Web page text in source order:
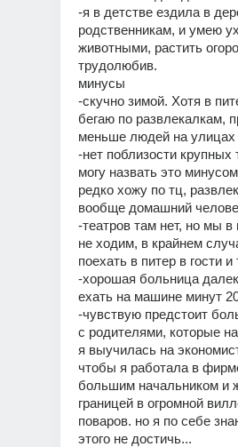
-я в детстве ездила в
родственникам, и умею
животными, растить
трудолюбив.
минусы
-скучно зимой. Хотя в
бегаю по развлекалкам,
меньше людей на улицах
-нет поблизости крупных
могу назвать это
редко хожу по тц,
вообще домашний
-театров там нет, но мы в
не ходим, в крайнем
поехать в питер в гости
-хорошая больница
ехать на машине минут
-чувствую предстоит
с родителями, которые
я выучилась на
чтобы я работала в
большим начальником и
границей в огромной
поваров. но я по себе
этого не достичь...